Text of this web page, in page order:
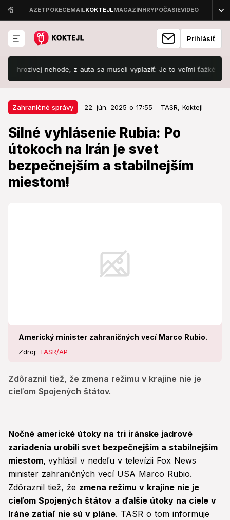
Prihlásiť
nehode, z auta sa museli vyplaziť: Je to veľmi ťažké!
Zahraničné správy 22. jún. 2025 o 17:55 TASR, Koktejl
Silné vyhlásenie Rubia: Po
útokoch na Irán je svet
bezpečnejším a stabilnejším
miestom!
Americký minister zahraničných vecí Marco Rubio.
Zdroj: TASR/AP
Zdôraznil tiež, že zmena režimu v krajine nie je
cieľom Spojených štátov.
Zahraničné správy 22. jún. 2025 o 17:55
Silné vyhlásenie Rubia: Po
útokoch na Irán je svet
bezpečnejším a stabilnejším
miestom!
Nočné americké útoky na tri iránske jadrové
zariadenia urobili svet bezpečnejším a stabilnejším
miestom, vyhlásil v nedeľu v televízii Fox News
minister zahraničných vecí USA Marco Rubio.
Zdôraznil tiež, že zmena režimu v krajine nie je
cieľom Spojených štátov a ďalšie útoky na ciele v
Iráne zatiaľ nie sú v pláne. TASR o tom informuje